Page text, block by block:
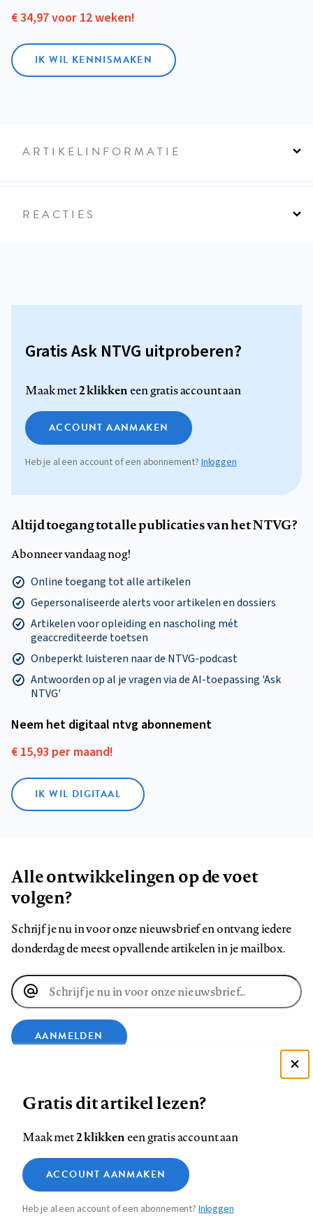
€ 34,97 voor 12 weken!
IK WIL KENNISMAKEN
ARTIKELINFORMATIE
REACTIES
Gratis Ask NTVG uitproberen?
Maak met2 klikkeneen gratis account aan
ACCOUNT AANMAKEN
Heb je al een account of een abonnement?Inloggen
Altijd toegang tot alle publicaties van het NTVG?
Abonneer vandaag nog!
Online toegang tot alle artikelen
Gepersonaliseerde alerts voor artikelen en dossiers
Artikelen voor opleiding en nascholing mét
geaccrediteerde toetsen
Onbeperkt luisteren naar de NTVG-podcast
Antwoorden op al je vragen via de AI-toepassing 'Ask
NTVG'
Neem het digitaal ntvg abonnement
€ 15,93 per maand!
IK WIL DIGITAAL
Alle ontwikkelingen op de voet
volgen?
Schrijf je nu in voor onze nieuwsbrief en ontvang iedere
donderdag de meest opvallende artikelen in je mailbox.
E-
mailadres
AANMELDEN
op
Facebook
op
LinkedIn
op
Bluesky
ons
op
InstagramYouTube
Footer
Contact Colofon Disclaimer Privacy
Medische vragen verdienen
betrouwbare antwoorden
Gratis dit artikel lezen?
Maak met2 klikkeneen gratis account aan
ACCOUNT AANMAKEN
Heb je al een account of een abonnement?Inloggen
Zie onze cookie policy
Analytische cookies
Marketing cookies